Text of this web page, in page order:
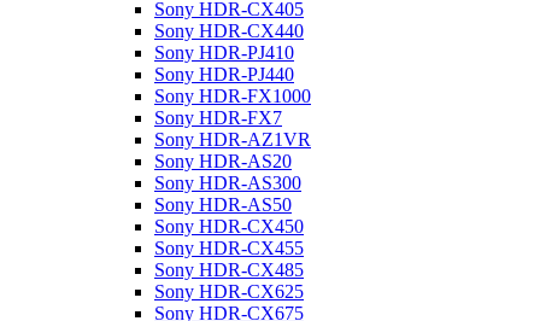
Sony HDR-CX405
Sony HDR-CX440
Sony HDR-PJ410
Sony HDR-PJ440
Sony HDR-FX1000
Sony HDR-FX7
Sony HDR-AZ1VR
Sony HDR-AS20
Sony HDR-AS300
Sony HDR-AS50
Sony HDR-CX450
Sony HDR-CX455
Sony HDR-CX485
Sony HDR-CX625
Sony HDR-CX675